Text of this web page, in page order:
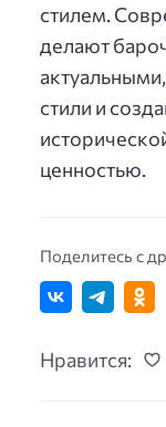
стилем.
делают
стили и
ценностью.
Поделитесь с
Нравится: